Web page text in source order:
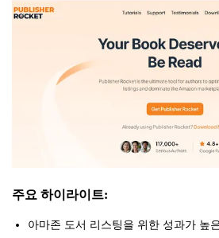
주요 하이라이트:
아마존 도서 리스팅을 위한 성과가 높